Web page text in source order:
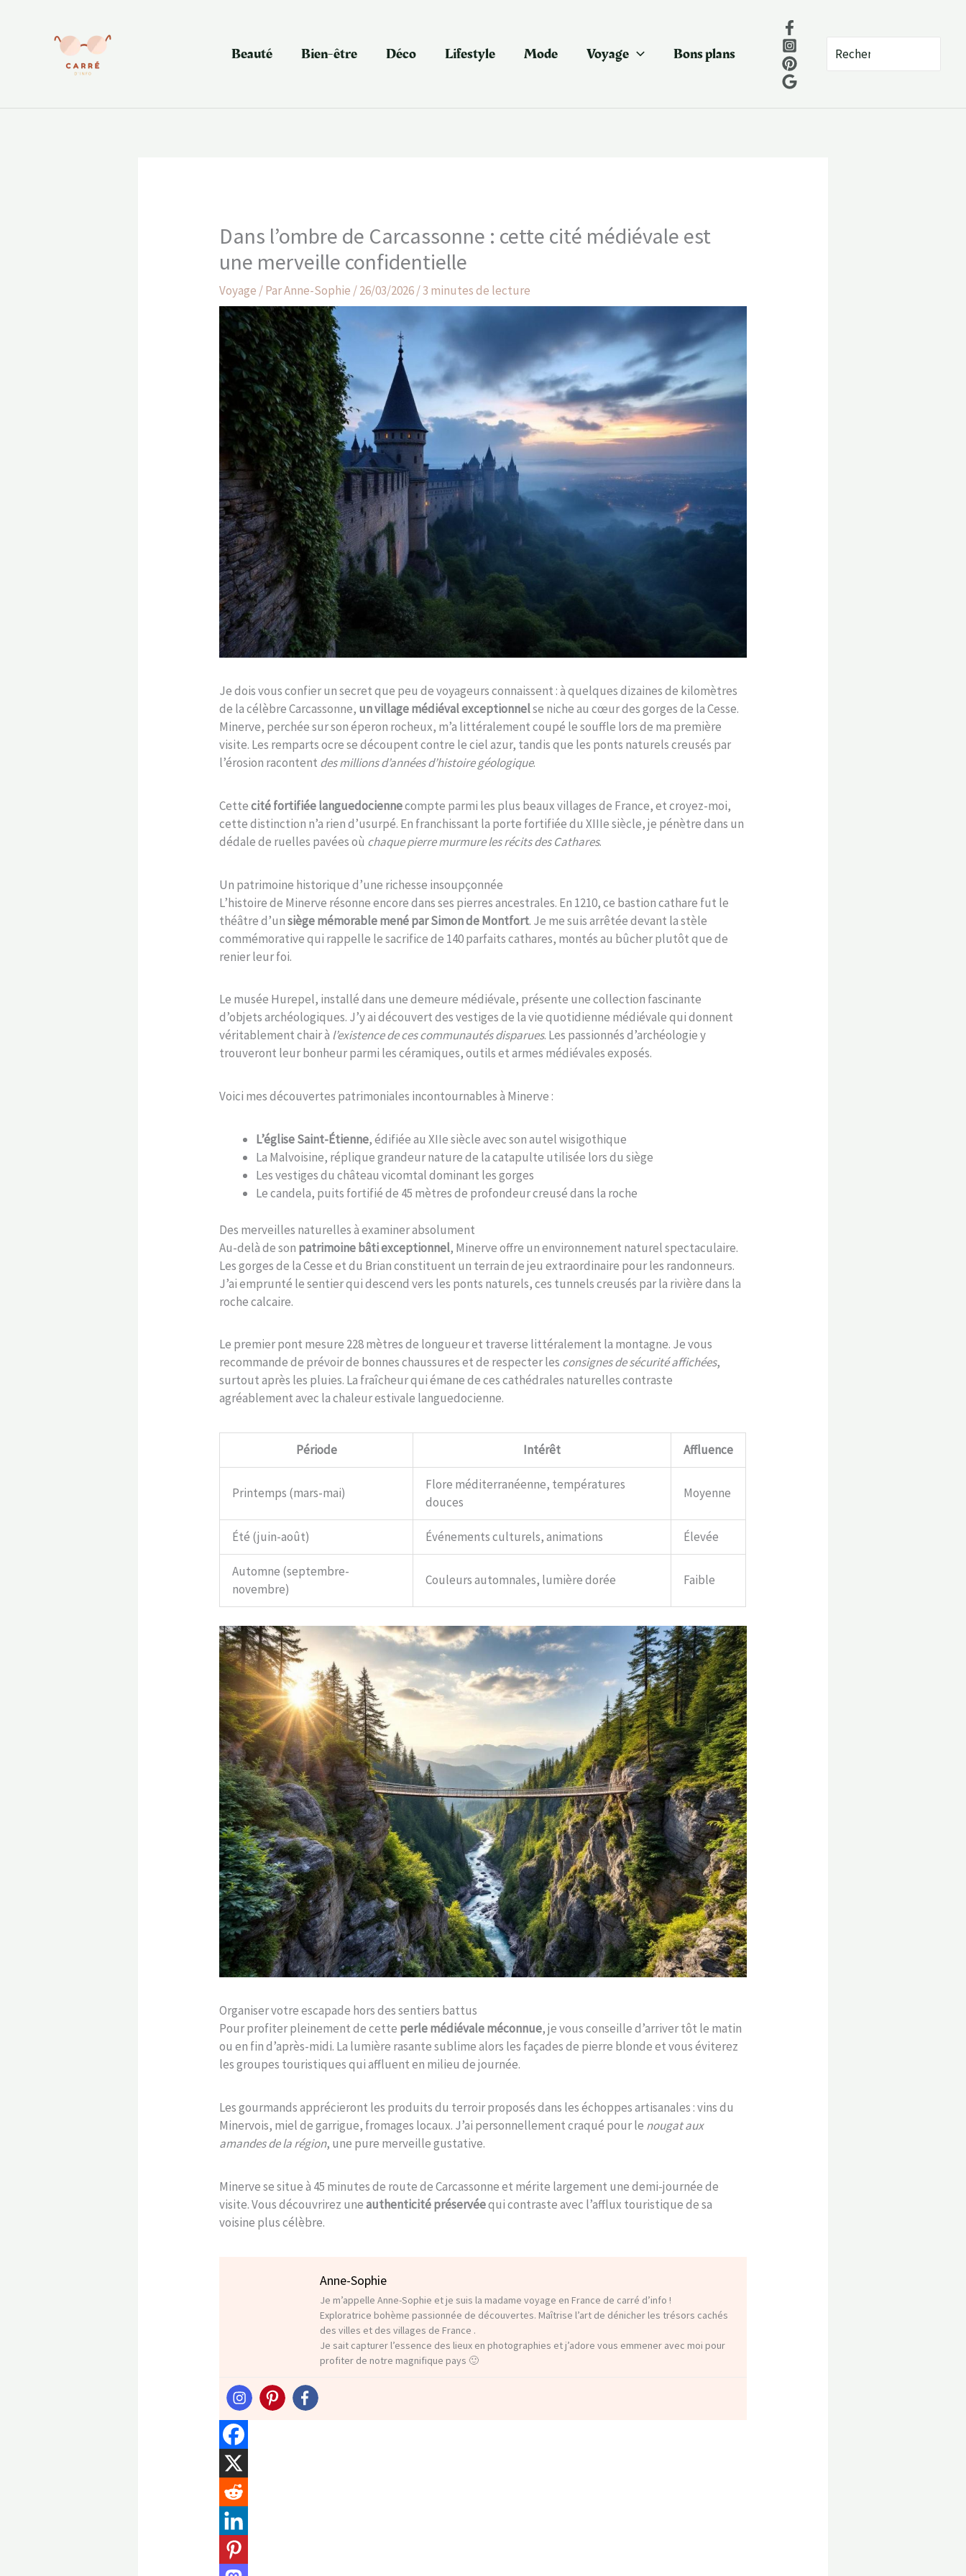
Beauté Bien-être Déco Lifestyle Mode Voyage Bons plans
Dans l’ombre de Carcassonne : cette cité médiévale est
une merveille confidentielle
Voyage / ParAnne-Sophie /26/03/2026/3 minutes de lecture
Je dois vous confier un secret que peu de voyageurs connaissent : à quelques dizaines de kilomètres
de la célèbre Carcassonne, un village médiéval exceptionnelse niche au cœur des gorges de la Cesse.
Minerve, perchée sur son éperon rocheux, m’a littéralement coupé le souffle lors de ma première
visite. Les remparts ocre se découpent contre le ciel azur, tandis que les ponts naturels creusés par
l’érosion racontent des millions d’années d’histoire géologique.
Cettecité fortifiée languedociennecompte parmi les plus beaux villages de France, et croyez-moi,
cette distinction n’a rien d’usurpé. En franchissant la porte fortifiée du XIIIe siècle, je pénètre dans un
dédale de ruelles pavées où chaque pierre murmure les récits des Cathares.
Un patrimoine historique d’une richesse insoupçonnée
L’histoire de Minerve résonne encore dans ses pierres ancestrales. En 1210, ce bastion cathare fut le
théâtre d’unsiège mémorable mené par Simon de Montfort. Je me suis arrêtée devant la stèle
commémorative qui rappelle le sacrifice de 140 parfaits cathares, montés au bûcher plutôt que de
renier leur foi.
Le musée Hurepel, installé dans une demeure médiévale, présente une collection fascinante
d’objets archéologiques. J’y ai découvert des vestiges de la vie quotidienne médiévale qui donnent
véritablement chair à l’existence de ces communautés disparues. Les passionnés d’archéologie y
trouveront leur bonheur parmi les céramiques, outils et armes médiévales exposés.
Voici mes découvertes patrimoniales incontournables à Minerve :
L’église Saint-Étienne, édifiée au XIIe siècle avec son autel wisigothique
La Malvoisine, réplique grandeur nature de la catapulte utilisée lors du siège
Les vestiges du château vicomtal dominant les gorges
Le candela, puits fortifié de 45 mètres de profondeur creusé dans la roche
Des merveilles naturelles à examiner absolument
Au-delà de son patrimoine bâti exceptionnel, Minerve offre un environnement naturel spectaculaire.
Les gorges de la Cesse et du Brian constituent un terrain de jeu extraordinaire pour les randonneurs.
J’ai emprunté le sentier qui descend vers les ponts naturels, ces tunnels creusés par la rivière dans la
roche calcaire.
Le premier pont mesure 228 mètres de longueur et traverse littéralement la montagne. Je vous
recommande de prévoir de bonnes chaussures et de respecter les consignes de sécurité affichées,
surtout après les pluies. La fraîcheur qui émane de ces cathédrales naturelles contraste
agréablement avec la chaleur estivale languedocienne.
Période Intérêt Affluence
Printemps (mars-mai)
Flore méditerranéenne, températures
douces
Moyenne
Été (juin-août) Événements culturels, animations Élevée
Automne (septembre-
novembre)
Couleurs automnales, lumière dorée Faible
Organiser votre escapade hors des sentiers battus
Pour profiter pleinement de cette perle médiévale méconnue, je vous conseille d’arriver tôt le matin
ou en fin d’après-midi. La lumière rasante sublime alors les façades de pierre blonde et vous éviterez
les groupes touristiques qui affluent en milieu de journée.
Les gourmands apprécieront les produits du terroir proposés dans les échoppes artisanales : vins du
Minervois, miel de garrigue, fromages locaux. J’ai personnellement craqué pour le nougat aux
amandes de la région, une pure merveille gustative.
Minerve se situe à 45 minutes de route de Carcassonne et mérite largement une demi-journée de
visite. Vous découvrirez uneauthenticité préservéequi contraste avec l’afflux touristique de sa
voisine plus célèbre.
Anne-Sophie
Je m’appelle Anne-Sophie et je suis la madame voyage en France de carré d’info !
Exploratrice bohème passionnée de découvertes. Maîtrise l’art de dénicher les trésors cachés
des villes et des villages de France .
Je sait capturer l’essence des lieux en photographies et j’adore vous emmener avec moi pour
profiter de notre magnifique pays 🙂